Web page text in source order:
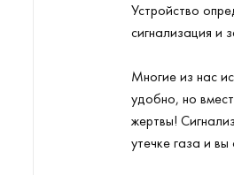
Устройство
сигнализация и
Многие из нас
удобно, но
жертвы!
утечке газа и